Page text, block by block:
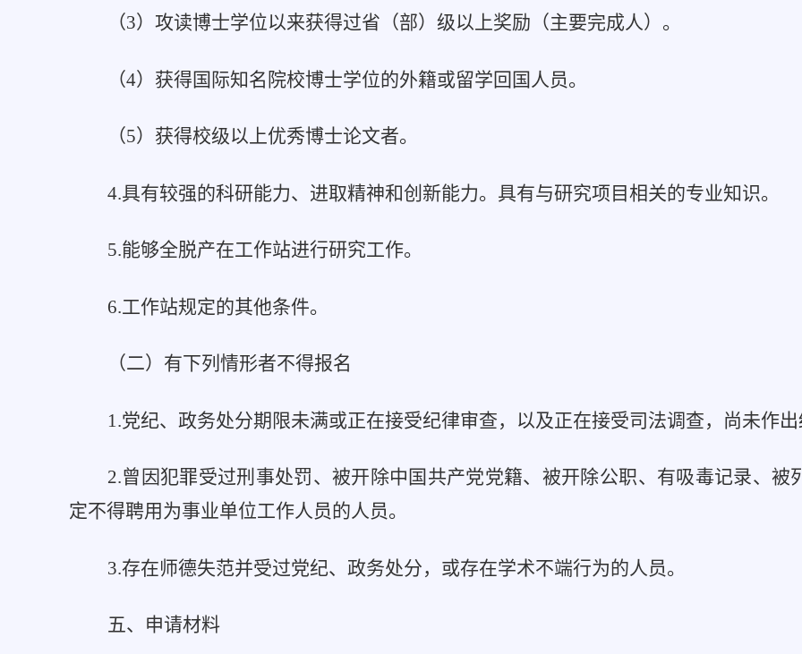
（3）攻读博士学位以来获得过省（部）级以上奖励（主要完成人）。
（4）获得国际知名院校博士学位的外籍或留学回国人员。
（5）获得校级以上优秀博士论文者。
4.具有较强的科研能力、进取精神和创新能力。具有与研究项目相关的专业知识。
5.能够全脱产在工作站进行研究工作。
6.工作站规定的其他条件。
（二）有下列情形者不得报名
1.党纪、政务处分期限未满或正在接受纪律审查，以及正在接受司法调查，尚未作
2.曾因犯罪受过刑事处罚、被开除中国共产党党籍、被开除公职、有吸毒记录、
定不得聘用为事业单位工作人员的人员。
3.存在师德失范并受过党纪、政务处分，或存在学术不端行为的人员。
五、申请材料